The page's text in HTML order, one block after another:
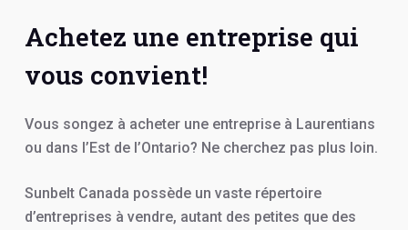
Achetez une entreprise qui
vous convient!
Vous songez à acheter une entreprise à Laurentians
ou dans l’Est de l’Ontario? Ne cherchez pas plus loin.
Sunbelt Canada possède un vaste répertoire
d’entreprises à vendre, autant des petites que des